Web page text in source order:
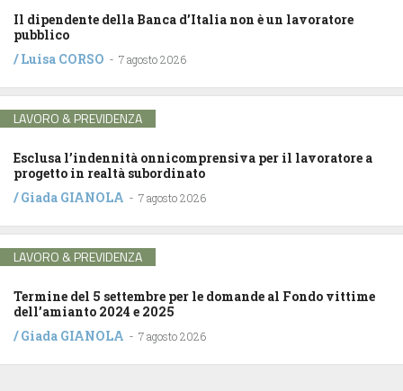
Il dipendente della Banca d’Italia non è un lavoratore
pubblico
/Luisa CORSO - 7 agosto 2026
LAVORO & PREVIDENZA
Esclusa l’indennità onnicomprensiva per il lavoratore a
progetto in realtà subordinato
/Giada GIANOLA - 7 agosto 2026
LAVORO & PREVIDENZA
Termine del 5 settembre per le domande al Fondo vittime
dell’amianto 2024 e 2025
/Giada GIANOLA - 7 agosto 2026